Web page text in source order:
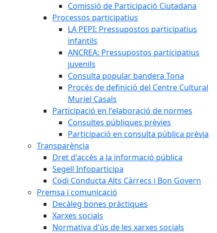
Comissió de Participació Ciutadana
Processos participatius
LA PEPI: Pressupostos participatius
infantils
ANCREA: Pressupostos participatius
juvenils
Consulta popular bandera Tona
Procés de definició del Centre Cultural
Muriel Casals
Participació en l'elaboració de normes
Consultes públiques prèvies
Participació en consulta pública prèvia
Transparència
Dret d'accés a la informació pública
Segell Infoparticipa
Codi Conducta Alts Càrrecs i Bon Govern
Premsa i comunicació
Decàleg bones pràctiques
Xarxes socials
Normativa d'ús de les xarxes socials